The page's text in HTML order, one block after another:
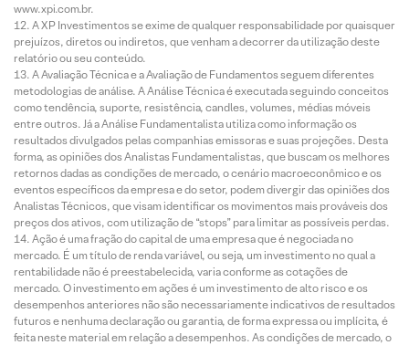
www.xpi.com.br.
A XP Investimentos se exime de qualquer responsabilidade por quaisquer
prejuízos, diretos ou indiretos, que venham a decorrer da utilização deste
relatório ou seu conteúdo.
A Avaliação Técnica e a Avaliação de Fundamentos seguem diferentes
metodologias de análise. A Análise Técnica é executada seguindo conceitos
como tendência, suporte, resistência, candles, volumes, médias móveis
entre outros. Já a Análise Fundamentalista utiliza como informação os
resultados divulgados pelas companhias emissoras e suas projeções. Desta
forma, as opiniões dos Analistas Fundamentalistas, que buscam os melhores
retornos dadas as condições de mercado, o cenário macroeconômico e os
eventos específicos da empresa e do setor, podem divergir das opiniões dos
Analistas Técnicos, que visam identificar os movimentos mais prováveis dos
preços dos ativos, com utilização de “stops” para limitar as possíveis perdas.
Ação é uma fração do capital de uma empresa que é negociada no
mercado. É um título de renda variável, ou seja, um investimento no qual a
rentabilidade não é preestabelecida, varia conforme as cotações de
mercado. O investimento em ações é um investimento de alto risco e os
desempenhos anteriores não são necessariamente indicativos de resultados
futuros e nenhuma declaração ou garantia, de forma expressa ou implícita, é
feita neste material em relação a desempenhos. As condições de mercado, o